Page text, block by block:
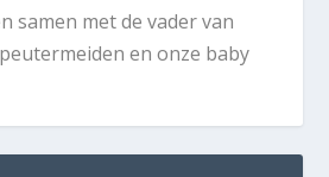
samen met de vader van
en onze baby